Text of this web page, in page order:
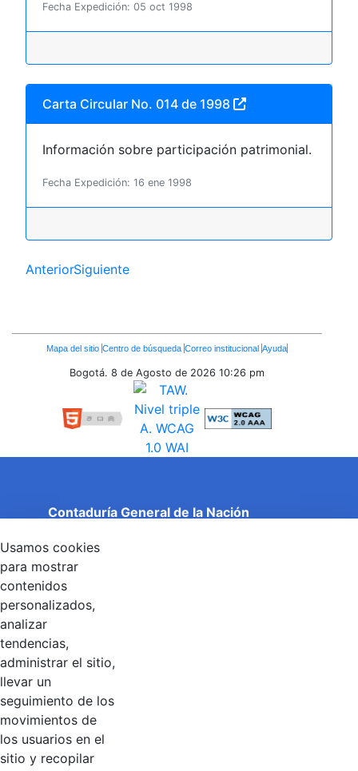
Fecha Expedición: 05 oct 1998
Carta Circular No. 014 de 1998
Información sobre participación patrimonial.
Fecha Expedición: 16 ene 1998
AnteriorSiguiente
Enlaces
Inferiores
Mapa del sitio Centro de búsqueda Correo institucional Ayuda
Bogotá. 8 de Agosto de 2026 10:26 pm
Contaduría General de la Nación
Entidad adscrita al Ministerio de Hacienda y Crédito
Público
Torre 1 (Aire) - Piso 15, Bogotá D.C., Colombia
Código Postal: 111071
Linkedin
Contacto
Línea de servicio al ciudadano: +57(601) 492 64 00
Usamos cookies
para mostrar
contenidos
personalizados,
analizar
tendencias,
administrar el sitio,
llevar un
seguimiento de los
movimientos de
los usuarios en el
sitio y recopilar